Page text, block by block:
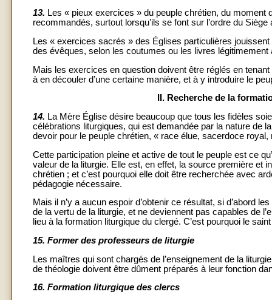
13. Les « pieux exercices » du peuple chrétien, du moment
recommandés, surtout lorsqu’ils se font sur l’ordre du Siège
Les « exercices sacrés » des Églises particulières
des évêques, selon les coutumes ou les livres légitimement
Mais les exercices en question doivent être réglés en
à en découler d’une certaine manière, et à y introduire le
II. Recherche de la
14. La Mère Église désire beaucoup que tous les fidèles
célébrations liturgiques, qui est demandée par la nature de
devoir pour le peuple chrétien, « race élue, sacerdoce
Cette participation pleine et active de tout le peuple est ce
valeur de la liturgie. Elle est, en effet, la source première et
chrétien ; et c’est pourquoi elle doit être recherchée avec
pédagogie nécessaire.
Mais il n’y a aucun espoir d’obtenir ce résultat, si d’abord
de la vertu de la liturgie, et ne deviennent pas capables de
lieu à la formation liturgique du clergé. C’est pourquoi le
15. Former des professeurs de liturgie
Les maîtres qui sont chargés de l’enseignement de la
de théologie doivent être dûment préparés à leur fonction
16. Formation liturgique des clercs